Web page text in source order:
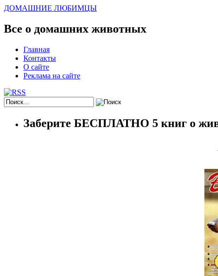
ДОМАШНИЕ ЛЮБИМЦЫ
Все о домашних животных
Главная
Контакты
О сайте
Реклама на сайте
Заберите БЕСПЛАТНО 5 книг о